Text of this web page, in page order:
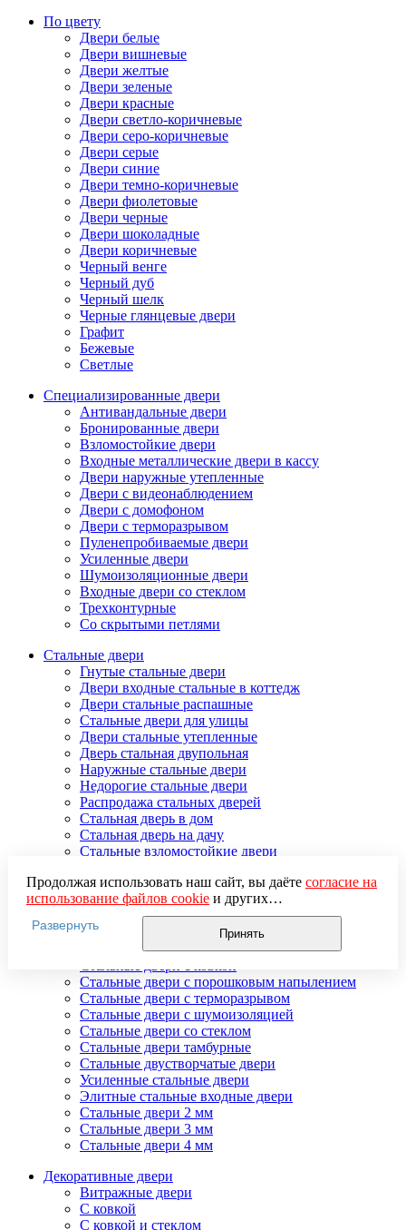
По цвету
Двери белые
Двери вишневые
Двери желтые
Двери зеленые
Двери красные
Двери светло-коричневые
Двери серо-коричневые
Двери серые
Двери синие
Двери темно-коричневые
Двери фиолетовые
Двери черные
Двери шоколадные
Двери коричневые
Черный венге
Черный дуб
Черный шелк
Черные глянцевые двери
Графит
Бежевые
Светлые
Специализированные двери
Антивандальные двери
Бронированные двери
Взломостойкие двери
Входные металлические двери в кассу
Двери наружные утепленные
Двери с видеонаблюдением
Двери с домофоном
Двери с терморазрывом
Пуленепробиваемые двери
Усиленные двери
Шумоизоляционные двери
Входные двери со стеклом
Трехконтурные
Со скрытыми петлями
Стальные двери
Гнутые стальные двери
Двери входные стальные в коттедж
Двери стальные распашные
Стальные двери для улицы
Двери стальные утепленные
Дверь стальная двупольная
Наружные стальные двери
Недорогие стальные двери
Распродажа стальных дверей
Стальная дверь в дом
Стальная дверь на дачу
Стальные взломостойкие двери
Стальные двери в подъезд
Стальные двери внутреннего открывания
Стальные двери массив
Стальные двери мдф
Стальные двери с зеркалом
Стальные двери с порошковым напылением
Стальные двери с терморазрывом
Стальные двери с шумоизоляцией
Стальные двери со стеклом
Стальные двери тамбурные
Стальные двустворчатые двери
Усиленные стальные двери
Элитные стальные входные двери
Стальные двери 2 мм
Стальные двери 3 мм
Стальные двери 4 мм
Декоративные двери
Витражные двери
С ковкой
С ковкой и стеклом
Продолжая использовать наш сайт, вы даёте согласие на
использование файлов cookieи других
пользовательских данных (включая IP-адрес, сведения о
местоположении, устройстве, действиях на сайте и т. п.)
для функционирования сайта, проведения
использования систем аналитики (например,
Яндекс.Метрика), в соответствии с нашей
обработки персональных данных.
Если вы не хотите, чтобы ваши данные обрабатывались,
настройте ограничения в браузере или покиньте сайт.
Развернуть
Принять